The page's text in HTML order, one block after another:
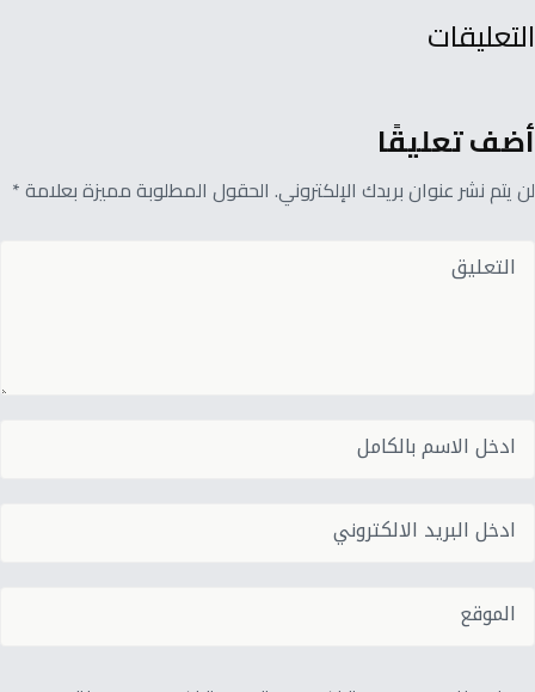
التعليقات
أضف تعليقًا
لن يتم نشر عنوان بريدك الإلكتروني. الحقول المطلوبة مميزة بعلامة *